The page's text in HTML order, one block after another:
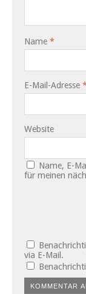
Name *
E-Mail-Adresse
Website
Name, E-
für meinen
via E-Mail.